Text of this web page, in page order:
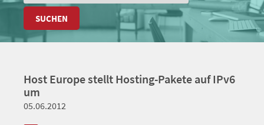
STANDORT & KONTAKT
BLOG
KONTAKT
SUCHEN
Host Europe stellt Hosting-Pakete auf IPv6
um
05.06.2012